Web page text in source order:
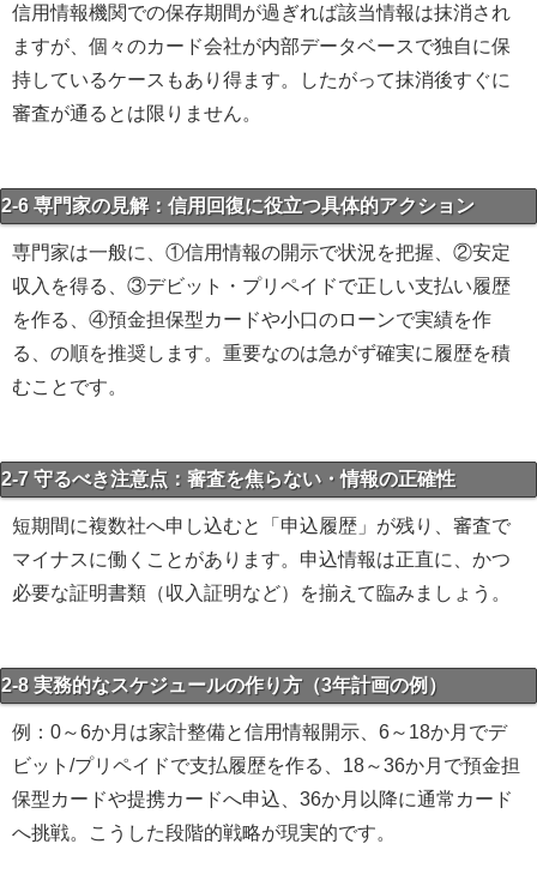
信用情報機関での保存期間が過ぎれば該当情報は抹消され
ますが、個々のカード会社が内部データベースで独自に保
持しているケースもあり得ます。したがって抹消後すぐに
審査が通るとは限りません。
2-6 専門家の見解：信用回復に役立つ具体的アクション
専門家は一般に、①信用情報の開示で状況を把握、②安定
収入を得る、③デビット・プリペイドで正しい支払い履歴
を作る、④預金担保型カードや小口のローンで実績を作
る、の順を推奨します。重要なのは急がず確実に履歴を積
むことです。
2-7 守るべき注意点：審査を焦らない・情報の正確性
短期間に複数社へ申し込むと「申込履歴」が残り、審査で
マイナスに働くことがあります。申込情報は正直に、かつ
必要な証明書類（収入証明など）を揃えて臨みましょう。
2-8 実務的なスケジュールの作り方（3年計画の例）
例：0～6か月は家計整備と信用情報開示、6～18か月でデ
ビット/プリペイドで支払履歴を作る、18～36か月で預金担
保型カードや提携カードへ申込、36か月以降に通常カード
へ挑戦。こうした段階的戦略が現実的です。